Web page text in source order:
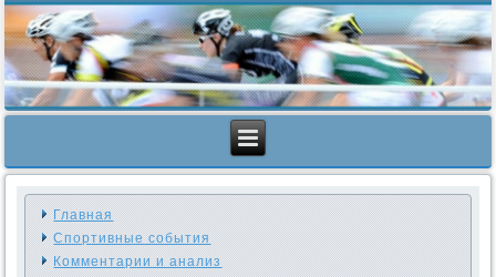
Главная
Спортивные события
Комментарии и анализ